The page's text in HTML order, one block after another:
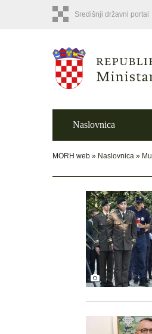
Središnji državni portal
Naslovnica
MORH web » Naslovnica »